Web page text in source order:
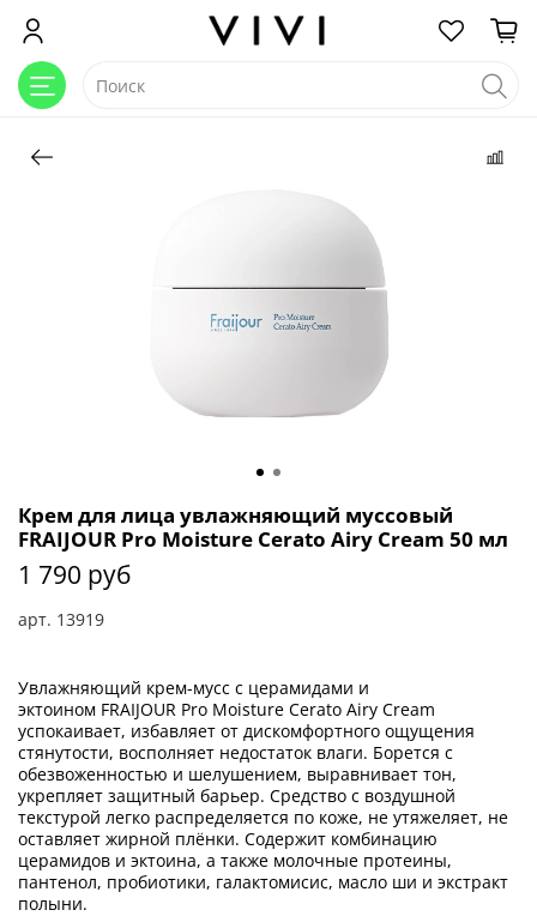
арт. 13919
Крем для лица увлажняющий муссовый
FRAIJOUR Pro Moisture Cerato Airy Cream 50 мл
1 790 руб
Увлажняющий крем-мусс с церамидами и
эктоином FRAIJOUR Pro Moisture Cerato Airy Cream
успокаивает, избавляет от дискомфортного ощущения
стянутости, восполняет недостаток влаги. Борется с
обезвоженностью и шелушением, выравнивает тон,
укрепляет защитный барьер. Средство с воздушной
текстурой легко распределяется по коже, не утяжеляет, не
оставляет жирной плёнки. Содержит комбинацию
церамидов и эктоина, а также молочные протеины,
пантенол, пробиотики, галактомисис, масло ши и экстракт
полыни.